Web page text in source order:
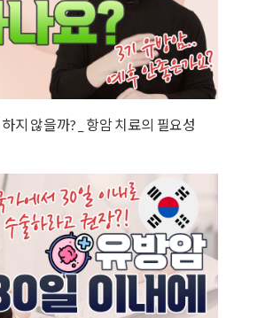
지 않을까? _ 항암 치료의 필요성